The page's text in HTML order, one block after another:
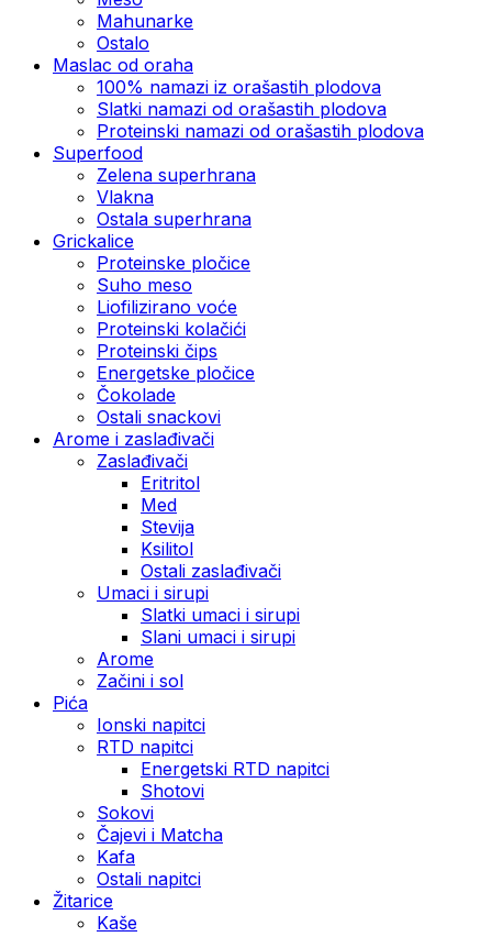
Mahunarke
Ostalo
Maslac od oraha
100% namazi iz orašastih plodova
Slatki namazi od orašastih plodova
Proteinski namazi od orašastih plodova
Superfood
Zelena superhrana
Vlakna
Ostala superhrana
Grickalice
Proteinske pločice
Suho meso
Liofilizirano voće
Proteinski kolačići
Proteinski čips
Energetske pločice
Čokolade
Ostali snackovi
Arome i zaslađivači
Zaslađivači
Eritritol
Med
Stevija
Ksilitol
Ostali zaslađivači
Umaci i sirupi
Slatki umaci i sirupi
Slani umaci i sirupi
Arome
Začini i sol
Pića
Ionski napitci
RTD napitci
Energetski RTD napitci
Shotovi
Sokovi
Čajevi i Matcha
Kafa
Ostali napitci
Žitarice
Kaše